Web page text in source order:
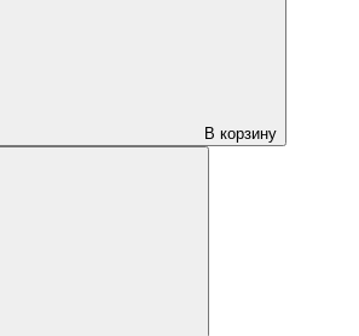
В корзину